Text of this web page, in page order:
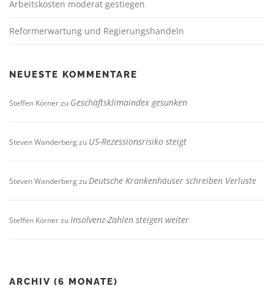
Arbeitskosten moderat gestiegen
Reformerwartung und Regierungshandeln
NEUESTE KOMMENTARE
Steffen Körnerzu Geschäftsklimaindex gesunken
Steven Wanderbergzu US-Rezessionsrisiko steigt
Steven Wanderbergzu Deutsche Krankenhäuser schreiben Verluste
Steffen Körnerzu Insolvenz-Zahlen steigen weiter
ARCHIV (6 MONATE)